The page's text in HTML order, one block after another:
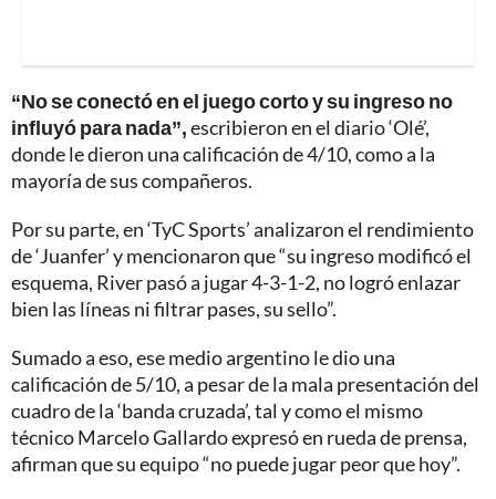
“No se conectó en el juego corto y su ingreso no
influyó para nada”,escribieron en el diario ‘Olé’,
donde le dieron una calificación de 4/10, como a la
mayoría de sus compañeros.
Por su parte, en ‘TyC Sports’ analizaron el rendimiento
de ‘Juanfer’ y mencionaron que “su ingreso modificó el
esquema, River pasó a jugar 4-3-1-2, no logró enlazar
bien las líneas ni filtrar pases, su sello”.
Sumado a eso, ese medio argentino le dio una
calificación de 5/10, a pesar de la mala presentación del
cuadro de la ‘banda cruzada’, tal y como el mismo
técnico Marcelo Gallardo expresó en rueda de prensa,
afirman que su equipo “no puede jugar peor que hoy”.